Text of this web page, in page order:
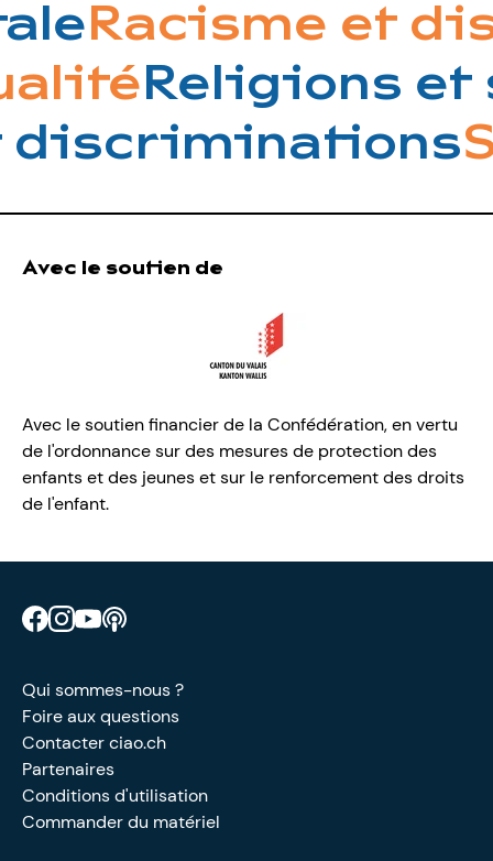
Racisme et
Religions
Avec le soutien de
Avec le soutien financier de la Confédération, en vertu
de l'ordonnance sur des mesures de protection des
enfants et des jeunes et sur le renforcement des droits
de l'enfant.
Retrouve CIAO sur Facebook
Retrouve CIAO sur Instagram
Retrouve CIAO sur YouTube
Qui sommes-nous ?
Foire aux questions
Contacter ciao.ch
Partenaires
Conditions d'utilisation
Commander du matériel